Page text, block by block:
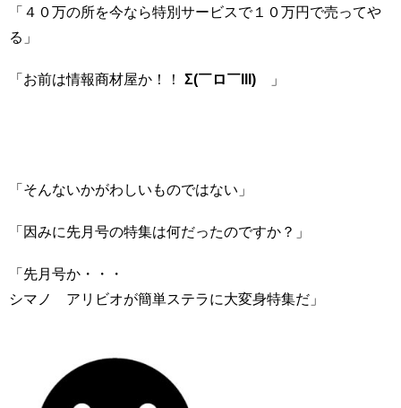
「４０万の所を今なら特別サービスで１０万円で売ってや
る」
「お前は情報商材屋か！！ Σ(￣ロ￣lll) 」
「そんないかがわしいものではない」
「因みに先月号の特集は何だったのですか？」
「先月号か・・・
シマノ アリビオが簡単ステラに大変身特集だ」